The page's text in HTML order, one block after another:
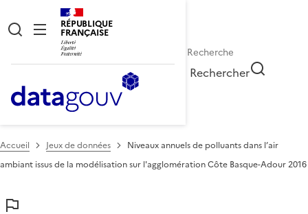
RÉPUBLIQUE
FRANÇAISE
Rechercher
Accueil Jeux de données
Niveaux annuels de polluants dans l’air
ambiant issus de la modélisation sur l'agglomération Côte Basque-Adour 2016